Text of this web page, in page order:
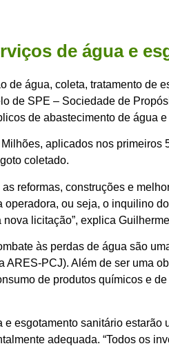
de água e
água, coleta, tratamento de
de SPE – Sociedade de
de abastecimento de água
aplicados nos
coletado.
reformas, construções e
ou seja, o inquilino
licitação”, explica
às perdas de água são
PCJ). Além de ser uma
de produtos químicos e
esgotamento sanitário
adequada. “Todos os